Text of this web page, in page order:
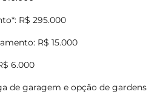
R$ 295.000
R$ 15.000
6.000
de garagem e opção de gardens